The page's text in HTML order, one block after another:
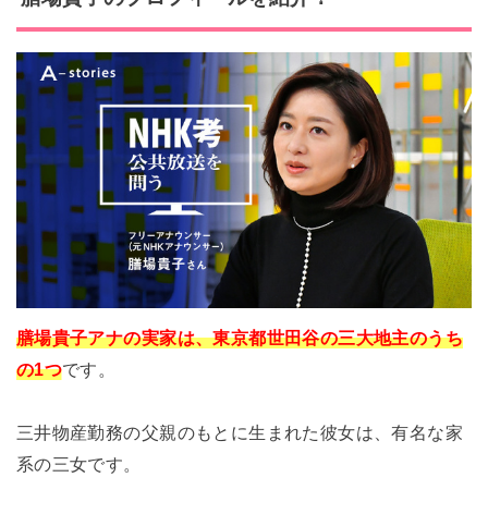
膳場貴子アナの実家は、東京都世田谷の三大地主のうち
の1つです。
三井物産勤務の父親のもとに生まれた彼女は、有名な家
系の三女です。